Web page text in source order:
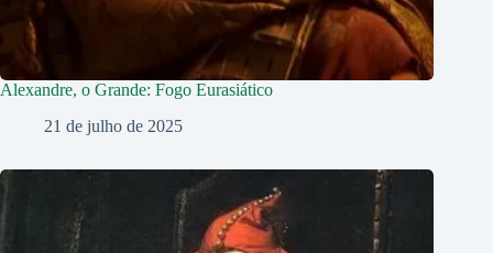
Alexandre, o Grande: Fogo Eurasiático
21 de julho de 2025